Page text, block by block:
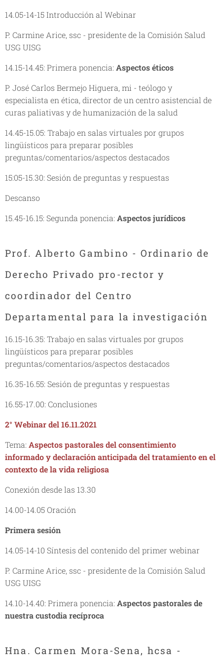
14.05-14-15 Introducción al Webinar
P. Carmine Arice, ssc - presidente de la Comisión Salud
USG UISG
14.15-14.45: Primera ponencia: Aspectos éticos
P. José Carlos Bermejo Higuera, mi - teólogo y
especialista en ética, director de un centro asistencial de
curas paliativas y de humanización de la salud
14.45-15.05: Trabajo en salas virtuales por grupos
lingüísticos para preparar posibles
preguntas/comentarios/aspectos destacados
15:05-15.30: Sesión de preguntas y respuestas
Descanso
15.45-16.15: Segunda ponencia: Aspectos jurídicos
Prof. Alberto Gambino - Ordinario de
Derecho Privado pro-rector y
coordinador del Centro
Departamental para la investigación
16.15-16.35: Trabajo en salas virtuales por grupos
lingüísticos para preparar posibles
preguntas/comentarios/aspectos destacados
16.35-16.55: Sesión de preguntas y respuestas
16.55-17.00: Conclusiones
2° Webinar del 16.11.2021
Tema: Aspectos pastorales del consentimiento
informado y declaración anticipada del tratamiento en el
contexto de la vida religiosa
Conexión desde las 13.30
14.00-14.05 Oración
Primera sesión
14.05-14-10 Síntesis del contenido del primer webinar
P. Carmine Arice, ssc - presidente de la Comisión Salud
USG UISG
14.10-14.40: Primera ponencia: Aspectos pastorales de
nuestra custodia recíproca
Hna. Carmen Mora-Sena, hcsa -